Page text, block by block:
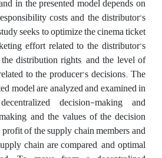
costs and the distributor’s
seeks to optimize the cinema ticket
effort related to the distributor’s
distribution rights, and the level of
to the producer’s decisions. The
model are analyzed and examined in
decision-making and
and the values of the decision
of the supply chain members and
chain are compared, and optimal